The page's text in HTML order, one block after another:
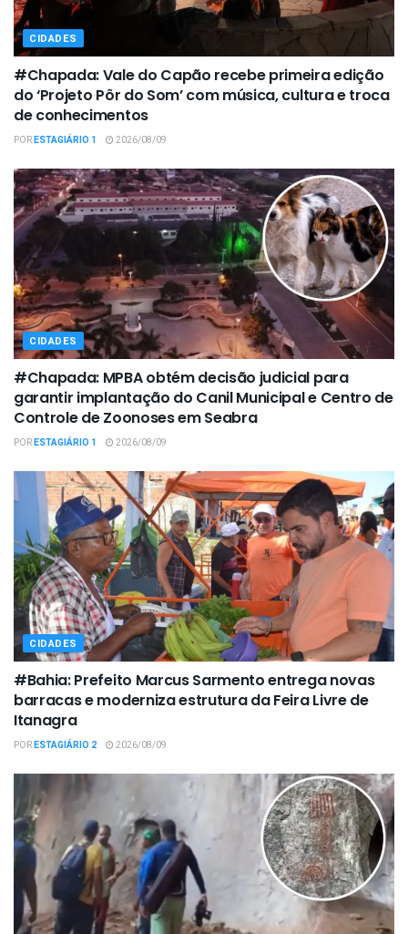
CIDADES
#Chapada: Vale do Capão recebe primeira edição
do ‘Projeto Pôr do Som’ com música, cultura e troca
de conhecimentos
PORESTAGIÁRIO 1 2026/08/09
CIDADES
#Chapada: MPBA obtém decisão judicial para
garantir implantação do Canil Municipal e Centro de
Controle de Zoonoses em Seabra
PORESTAGIÁRIO 1 2026/08/09
CIDADES
#Bahia: Prefeito Marcus Sarmento entrega novas
barracas e moderniza estrutura da Feira Livre de
Itanagra
PORESTAGIÁRIO 2 2026/08/09